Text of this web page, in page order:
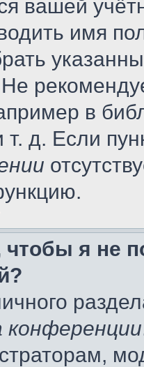
вашей
имя
в
т. д. Если
чтобы я не
конференции